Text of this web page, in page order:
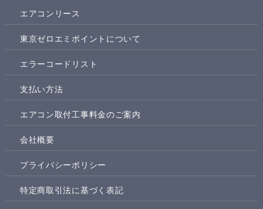
エアコンリース
東京ゼロエミポイントについて
エラーコードリスト
支払い方法
エアコン取付工事料金のご案内
会社概要
プライバシーポリシー
特定商取引法に基づく表記